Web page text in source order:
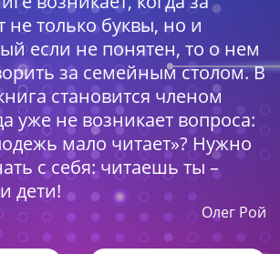
не только буквы, но и
если не понятен, то о нем
за семейным столом. В
становится членом
уже не возникает вопроса:
мало читает»? Нужно
с себя: читаешь ты –
дети!
Олег Рой